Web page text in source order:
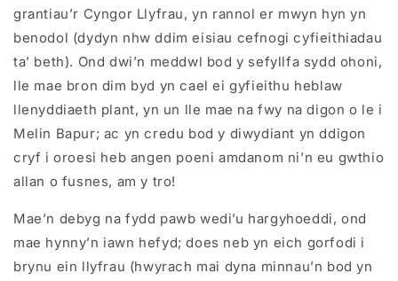
grantiau’r Cyngor Llyfrau, yn rannol er mwyn hyn yn
benodol (dydyn nhw ddim eisiau cefnogi cyfieithiadau
ta’ beth). Ond dwi’n meddwl bod y sefyllfa sydd ohoni,
lle mae bron dim byd yn cael ei gyfieithu heblaw
llenyddiaeth plant, yn un lle mae na fwy na digon o le i
Melin Bapur; ac yn credu bod y diwydiant yn ddigon
cryf i oroesi heb angen poeni amdanom ni’n eu gwthio
allan o fusnes, am y tro!
Mae’n debyg na fydd pawb wedi’u hargyhoeddi, ond
mae hynny’n iawn hefyd; does neb yn eich gorfodi i
brynu ein llyfrau (hwyrach mai dyna minnau’n bod yn